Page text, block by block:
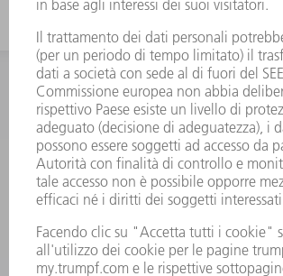
INFORMAZIONE
Domande frequenti
Condizioni generali di contratto
CONTATTO
RICAMBI TRUMPF ITALIA
lunedì a venerdì: 08:30 – 18:00
ricambi@trumpf.com
CONTATTO